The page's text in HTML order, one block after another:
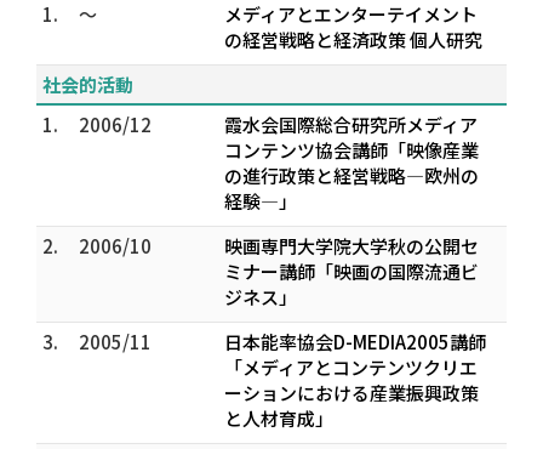
1.
～
メディアとエンターテイメント
の経営戦略と経済政策 個人研究
社会的活動
1.
2006/12
霞水会国際総合研究所メディア
コンテンツ協会講師「映像産業
の進行政策と経営戦略―欧州の
経験―」
2.
2006/10
映画専門大学院大学秋の公開セ
ミナー講師「映画の国際流通ビ
ジネス」
3.
2005/11
日本能率協会D-MEDIA2005講師
「メディアとコンテンツクリエ
ーションにおける産業振興政策
と人材育成」